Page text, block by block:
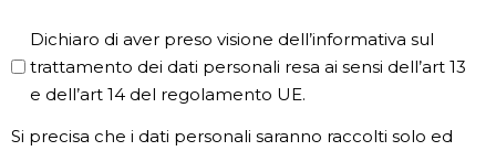
Privacy
Policy
Dichiaro di aver preso visione dell’informativa sul
trattamento dei dati personali resa ai sensi dell’art 13
e dell’art 14 del regolamento UE.
Si precisa che i dati personali saranno raccolti solo ed